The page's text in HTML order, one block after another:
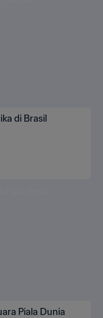
di Brasil
Piala Dunia